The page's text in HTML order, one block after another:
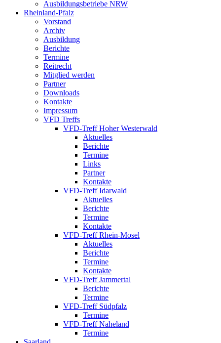
Ausbildungsbetriebe NRW
Rheinland-Pfalz
Vorstand
Archiv
Ausbildung
Berichte
Termine
Reitrecht
Mitglied werden
Partner
Downloads
Kontakte
Impressum
VFD Treffs
VFD-Treff Hoher Westerwald
Aktuelles
Berichte
Termine
Links
Partner
Kontakte
VFD-Treff Idarwald
Aktuelles
Berichte
Termine
Kontakte
VFD-Treff Rhein-Mosel
Aktuelles
Berichte
Termine
Kontakte
VFD-Treff Jammertal
Berichte
Termine
VFD-Treff Südpfalz
Termine
VFD-Treff Naheland
Termine